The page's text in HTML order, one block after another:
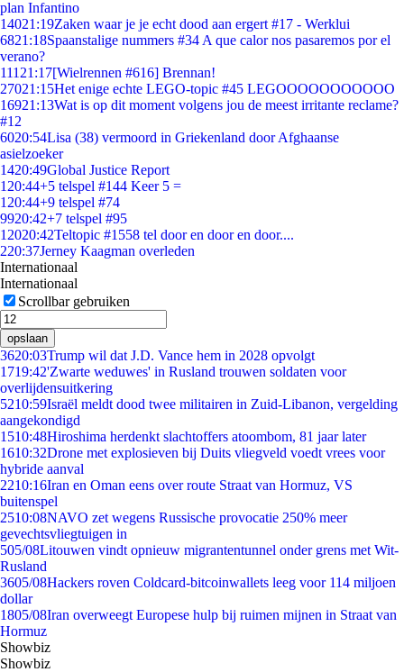
plan Infantino
14021:19Zaken waar je je echt dood aan ergert #17 - Werklui
6821:18Spaanstalige nummers #34 A que calor nos pasaremos por el
verano?
111 21:17[Wielrennen #616] Brennan!
27021:15Het enige echte LEGO-topic #45 LEGOOOOOOOOOOO
16921:13Wat is op dit moment volgens jou de meest irritante reclame?
#12
6020:54Lisa (38) vermoord in Griekenland door Afghaanse
asielzoeker
1420:49Global Justice Report
1 20:44+5 telspel #144 Keer 5 =
1 20:44+9 telspel #74
9920:42+7 telspel #95
12020:42Teltopic #1558 tel door en door en door....
220:37Jerney Kaagman overleden
Internationaal
Internationaal
Scrollbar gebruiken
opslaan
3620:03Trump wil dat J.D. Vance hem in 2028 opvolgt
1719:42'Zwarte weduwes' in Rusland trouwen soldaten voor
overlijdensuitkering
5210:59Israël meldt dood twee militairen in Zuid-Libanon, vergelding
aangekondigd
1510:48Hiroshima herdenkt slachtoffers atoombom, 81 jaar later
1610:32Drone met explosieven bij Duits vliegveld voedt vrees voor
hybride aanval
2210:16Iran en Oman eens over route Straat van Hormuz, VS
buitenspel
2510:08NAVO zet wegens Russische provocatie 250% meer
gevechtsvliegtuigen in
505/08Litouwen vindt opnieuw migrantentunnel onder grens met Wit-
Rusland
3605/08Hackers roven Coldcard-bitcoinwallets leeg voor 114 miljoen
dollar
1805/08Iran overweegt Europese hulp bij ruimen mijnen in Straat van
Hormuz
Showbiz
Showbiz